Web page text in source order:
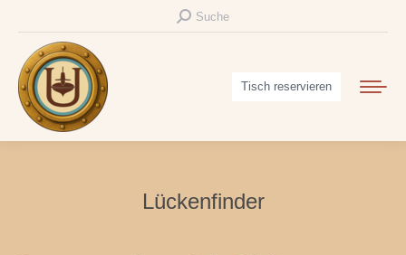
Search:
Suche
Tisch reservieren
Lückenfinder